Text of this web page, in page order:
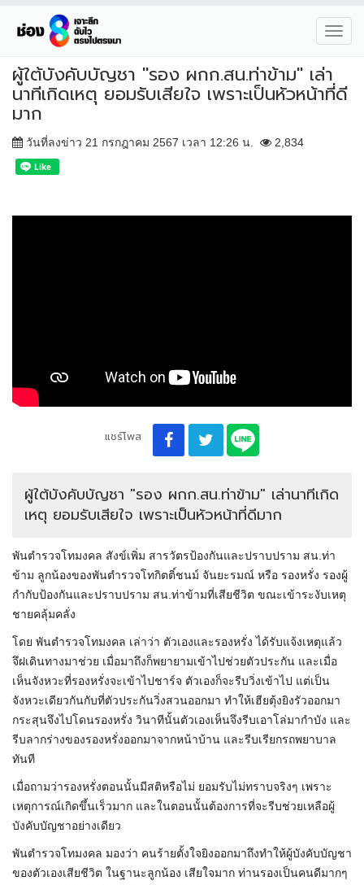
ผู้ใต้บังคับบัญชา "รอง ผกก.สน.ท่าข้าม" เล่า
นาทีเกิดเหตุ ยอมรับเสียใจ เพราะเป็นหัวหน้าที่ดี
มาก
วันที่ลงข่าว 21 กรกฎาคม 2567 เวลา 12:26 น. 2,834
แชร์โพส
ผู้ใต้บังคับบัญชา "รอง ผกก.สน.ท่าข้าม" เล่านาทีเกิด
เหตุ ยอมรับเสียใจ เพราะเป็นหัวหน้าที่ดีมาก
พันตำรวจโทมงคล สังข์เพิ่ม สารวัตรป้องกันและปราบปราม สน.ท่า
ข้าม ลูกน้องของพันตำรวจโทกิตติ์ชนม์ จันยะรมณ์ หรือ รองหรั่ง รองผู้
กำกับป้องกันและปราบปราม สน.ท่าข้ามที่เสียชีวิต ขณะเข้าระงับเหตุ
ชายคลุ้มคลั่ง
โดย พันตำรวจโทมงคล เล่าว่า ตัวเองและรองหรั่ง ได้รับแจ้งเหตุแล้ว
จึฝเดินทางมาช่วย เมื่อมาถึงก็พยายามเข้าไปช่วยตัวประกัน และเมื่อ
เห็นจังหวะที่รองหรั่งจะเข้าไปชาร์จ ตัวเองก็จะรีบวิ่งเข้าไป แต่เป็น
จังหวะเดียวกันกับที่ตัวประกันวิ่งสวนออกมา ทำให้เฮียตุ้งยิงรัวออกมา
กระสุนจึงไปโดนรองหรั่ง วินาทีนั้นตัวเองเห็นจึงรีบเอาโล่มากำบัง และ
รีบลากร่างของรองหรั่งออกมาจากหน้าบ้าน และรีบเรียกรถพยาบาล
ทันที
เมื่อถามว่ารองหรั่งตอนนั้นมีสติหรือไม่ ยอมรับไม่ทราบจริงๆ เพราะ
เหตุการณ์เกิดขึ้นเร็วมาก และในตอนนั้นต้องการที่จะรีบช่วยเหลือผู้
บังคับบัญชาอย่างเดียว
พันตำรวจโทมงคล มองว่า คนร้ายตั้งใจยิงออกมาถึงทำให้ผู้บังคับบัญชา
ของตัวเองเสียชีวิต ในฐานะลูกน้อง เสียใจมาก ท่านรองเป็นคนดีมากๆ